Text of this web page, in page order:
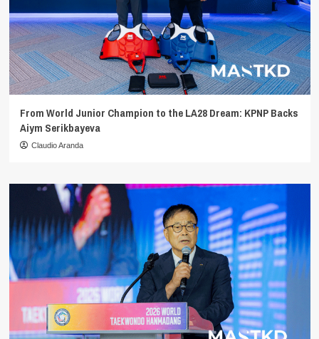
From World Junior Champion to the LA28 Dream: KPNP Backs
Aiym Serikbayeva
Claudio Aranda